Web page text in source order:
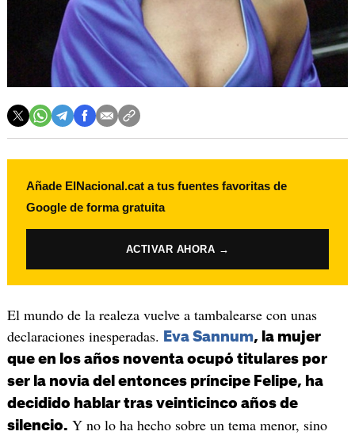
Añade ElNacional.cat a tus fuentes favoritas de
Google de forma gratuita
ACTIVAR AHORA →
El mundo de la realeza vuelve a tambalearse con unas
declaraciones inesperadas.
Eva Sannum, la mujer
que en los años noventa ocupó titulares por
ser la novia del entonces príncipe Felipe, ha
decidido hablar tras veinticinco años de
silencio. Y no lo ha hecho sobre un tema menor, sino